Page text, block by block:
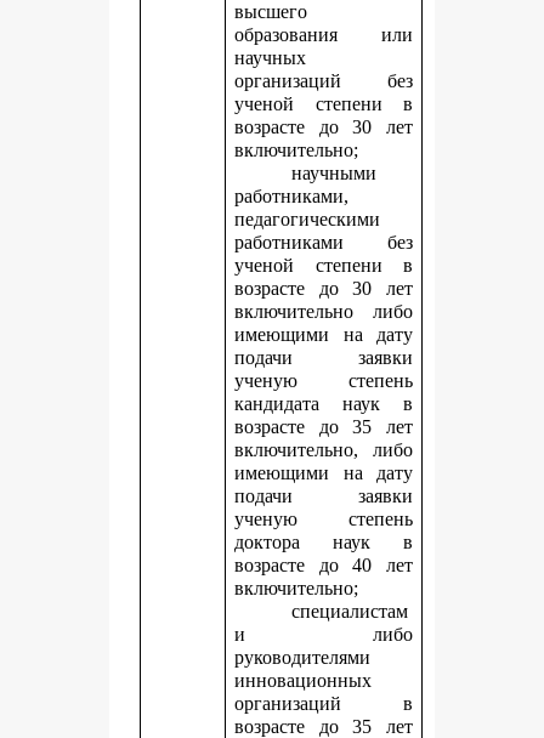
высшего
образования или
научных
организаций без
ученой степени в
возрасте до 30 лет
включительно;
научными
работниками,
педагогическими
работниками без
ученой степени в
возрасте до 30 лет
включительно либо
имеющими на дату
подачи заявки
ученую степень
кандидата наук в
возрасте до 35 лет
включительно, либо
имеющими на дату
подачи заявки
ученую степень
доктора наук в
возрасте до 40 лет
включительно;
специалистам
и либо
руководителями
инновационных
организаций в
возрасте до 35 лет